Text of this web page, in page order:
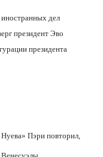
дел
президент Эво
президента
Пэри повторил,